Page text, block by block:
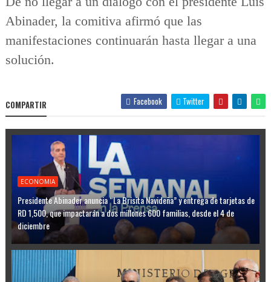
Abinader, la comitiva afirmó que las
manifestaciones continuarán hasta llegar a una
solución.
COMPARTIR Facebook Twitter
ECONOMIA
Presidente Abinader anuncia “La Brisita Navideña” y entrega de tarjetas de
RD 1,500, que impactarán a dos millones 600 familias, desde el 4 de
diciembre